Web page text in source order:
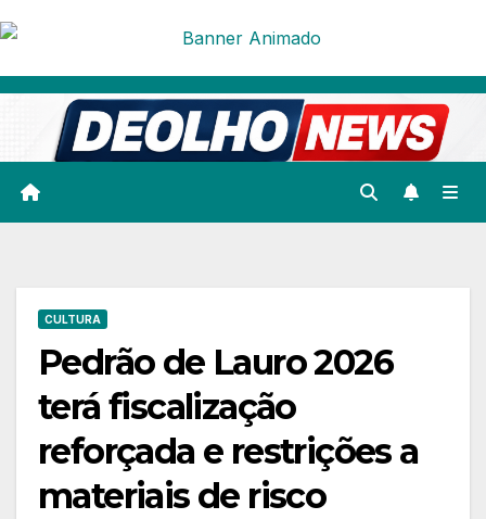
Skip
content
CULTURA
Pedrão de Lauro 2026
terá fiscalização
reforçada e restrições a
materiais de risco